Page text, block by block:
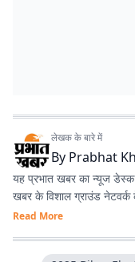
लेखक के बारे में
By Prabhat
यह प्रभात खबर का न्यूज डेस्क
खबर के विशाल ग्राउंड नेटवर्क
Read More